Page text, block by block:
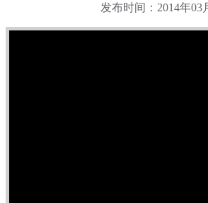
发布时间：2014年03